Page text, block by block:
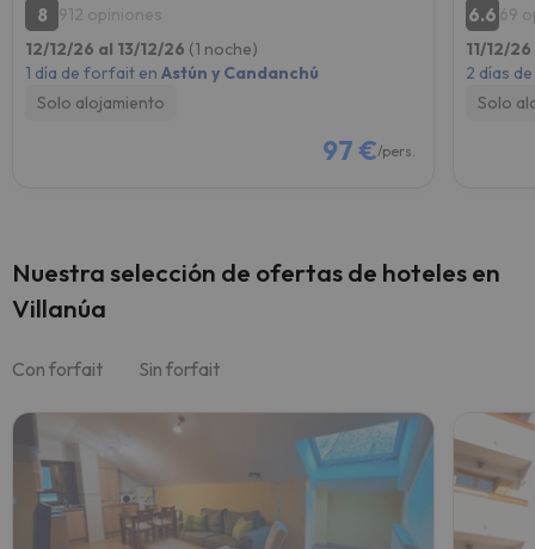
8
912 opiniones
12/12/26 al 13/12/26 (1 noche)
1 día de forfait en Astún y Candanchú
Solo alojamiento
97 €/pers.
6.6 69
11/12/
2 días
Solo
Nuestra selección de ofertas de hoteles en
Villanúa
Con forfait Sin forfait